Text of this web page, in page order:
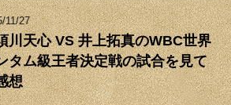
11/27
川天心 VS 井上拓真のWBC世界
タム級王者決定戦の試合を見て
想